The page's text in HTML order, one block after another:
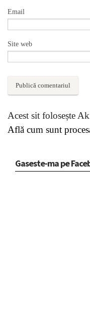
Email
Site web
Acest sit folosește
Află cum sunt
Gaseste-ma pe